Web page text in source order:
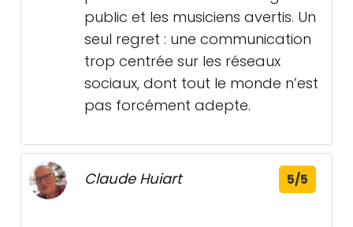
public et les musiciens avertis. Un
seul regret : une communication
trop centrée sur les réseaux
sociaux, dont tout le monde n’est
pas forcément adepte.
Claude Huiart 5/5